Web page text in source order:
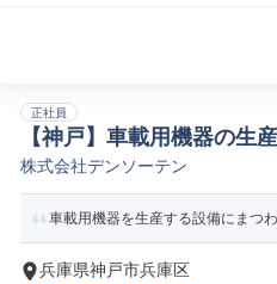
正社員
【神戸】車載用機器の生
購買
株式会社デンソーテン
車載用機器を生産する設備にまつ
兵庫県神戸市兵庫区